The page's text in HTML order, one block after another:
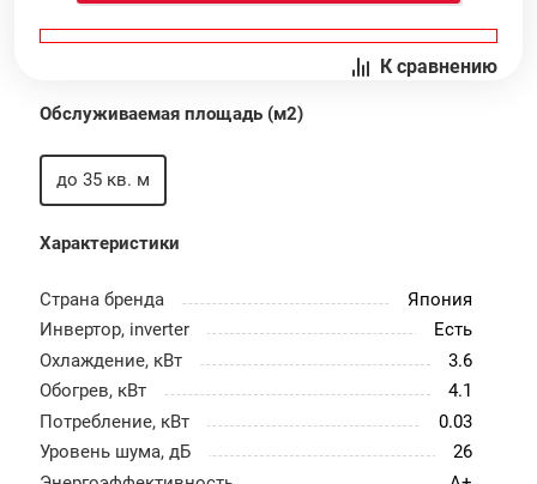
К сравнению
Обслуживаемая площадь (м2)
до 35 кв. м
Характеристики
Страна бренда
Япония
Инвертор, inverter
Есть
Охлаждение, кВт
3.6
Обогрев, кВт
4.1
Потребление, кВт
0.03
Уровень шума, дБ
26